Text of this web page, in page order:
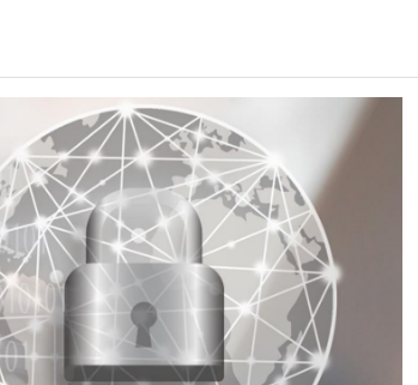
A
Accountability